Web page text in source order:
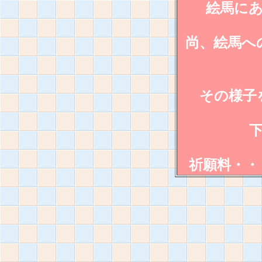
絵馬に
尚、絵馬へ
その様子
祈願料・